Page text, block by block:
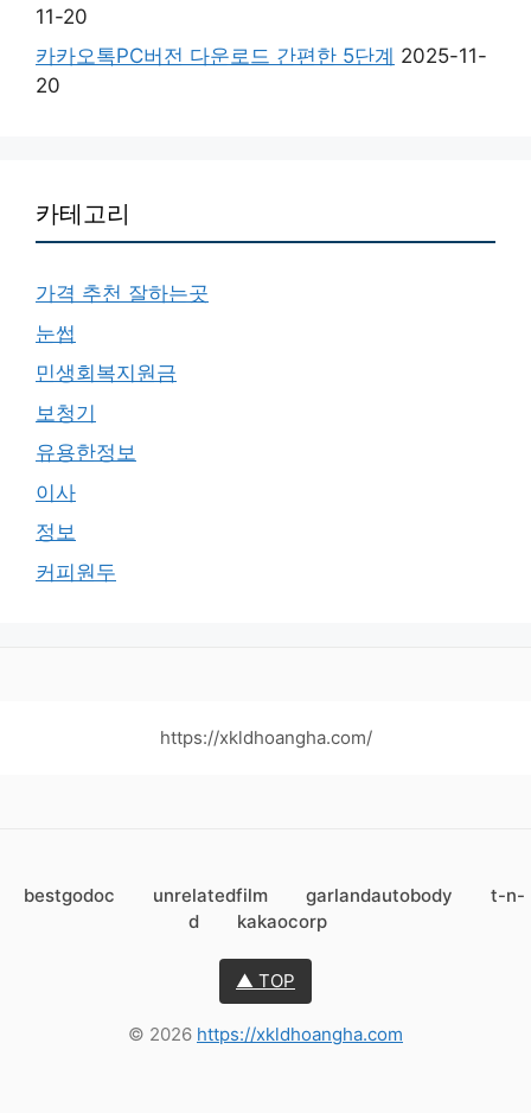
11-20
카카오톡PC버전 다운로드 간편한 5단계 2025-11-
20
카테고리
가격 추천 잘하는곳
눈썹
민생회복지원금
보청기
유용한정보
이사
정보
커피원두
https://xkldhoangha.com/
bestgodoc unrelatedfilm garlandautobody
t-n-
d
kakaocorp
▲ TOP
© 2026 https://xkldhoangha.com